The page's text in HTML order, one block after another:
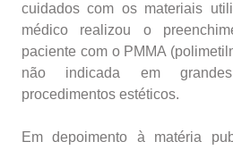
cuidados com os materiais
médico realizou o
paciente com o PMMA
não indicada em
procedimentos estéticos.
Em depoimento à matéria